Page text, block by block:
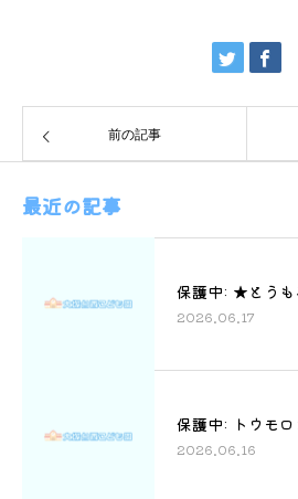
前の記事
最近の記事
保護中: ★とう
2026.06.17
保護中: トウモ
2026.06.16